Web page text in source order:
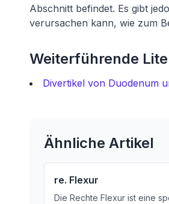
Abschnitt befindet. Es gibt
verursachen kann, wie zum
Weiterführende
Divertikel von Duodenum
Ähnliche Artikel
re. Flexur
Die Rechte Flexur ist eine